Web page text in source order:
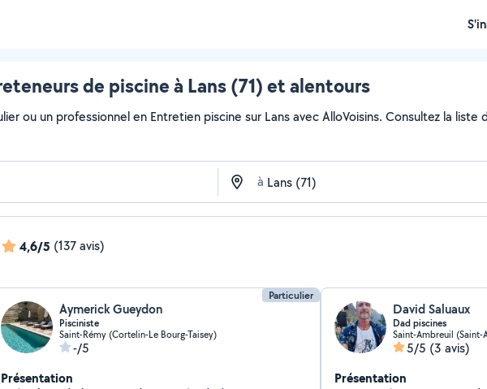
de piscine à Lans (71) et alentours
ou un professionnel en Entretien piscine sur Lans avec AlloVoisins. Consultez la liste
à
4,6/5 (137 avis)
Particulier
Aymerick Gueydon
Pisciniste
Saint-Rémy (Cortelin-Le Bourg-Taisey)
-/5
Présentation
David Saluaux
Dad piscines
Saint-Ambreuil (Saint-
5/5 (3 avis)
Présentation